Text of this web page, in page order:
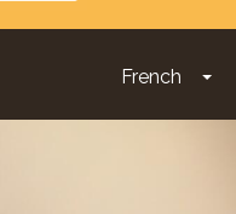
French
Main